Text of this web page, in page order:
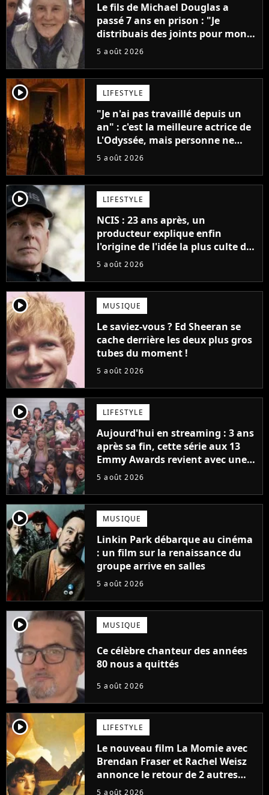
Le fils de Michael Douglas a
passé 7 ans en prison : "Je
distribuais des joints pour mon
père"
5 août 2026
player2 LIFESTYLE
"Je n'ai pas travaillé depuis un
an" : c'est la meilleure actrice de
L'Odyssée, mais personne ne
veut lui donner de rôle au
5 août 2026
player2 LIFESTYLE
NCIS : 23 ans après, un
producteur explique enfin
l'origine de l'idée la plus culte de
la série (et on ne parle pas du
5 août 2026
player2 MUSIQUE
Le saviez-vous ? Ed Sheeran se
cache derrière les deux plus gros
tubes du moment !
5 août 2026
player2 LIFESTYLE
Aujourd'hui en streaming : 3 ans
après sa fin, cette série aux 13
Emmy Awards revient avec une
suite... totalement différente
5 août 2026
player2 MUSIQUE
Linkin Park débarque au cinéma
: un film sur la renaissance du
groupe arrive en salles
5 août 2026
player2 MUSIQUE
Ce célèbre chanteur des années
80 nous a quittés
5 août 2026
player2 LIFESTYLE
Le nouveau film La Momie avec
Brendan Fraser et Rachel Weisz
annonce le retour de 2 autres
personnages emblématiques de
5 août 2026